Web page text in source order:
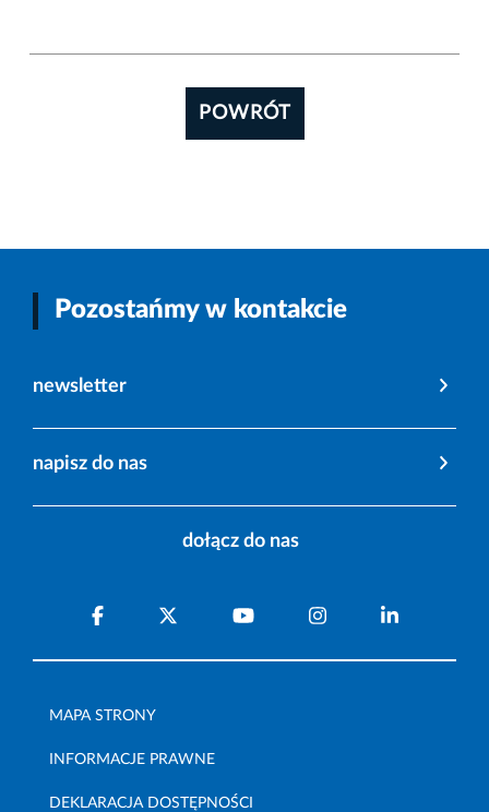
POWRÓT
Pozostańmy w kontakcie
newsletter
napisz do nas
dołącz do nas
MAPA STRONY
INFORMACJE PRAWNE
DEKLARACJA DOSTĘPNOŚCI